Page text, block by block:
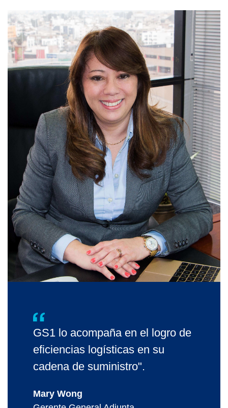
GS1 lo acompaña en el logro de
eficiencias logísticas en su
cadena de suministro".
Mary Wong